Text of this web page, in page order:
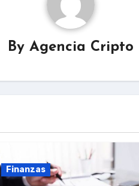
ByAgencia Cripto
Finanzas